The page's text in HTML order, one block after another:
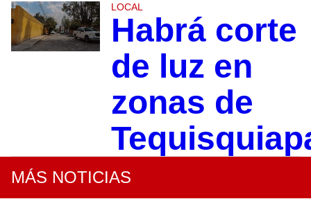
LOCAL
Habrá corte
de luz en
zonas de
MÁS NOTICIAS